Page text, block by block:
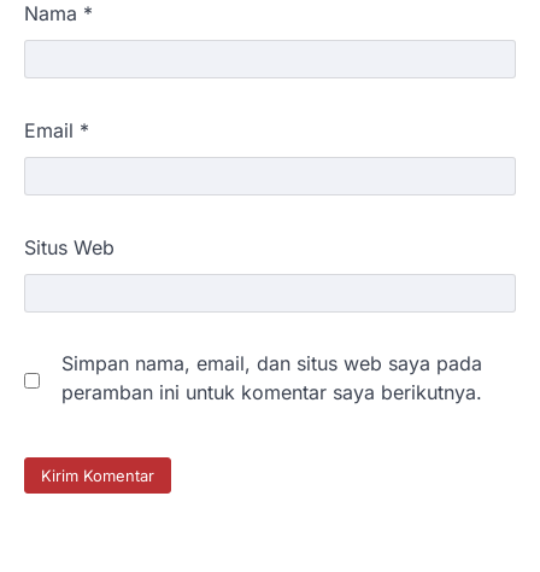
Nama *
Email *
Situs Web
Simpan nama, email, dan situs web saya pada
peramban ini untuk komentar saya berikutnya.